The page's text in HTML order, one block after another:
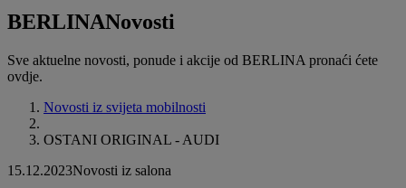
BERLINANovosti
Sve aktuelne novosti, ponude i akcije od BERLINA pronaći ćete
ovdje.
Novosti iz svijeta mobilnosti
OSTANI ORIGINAL - AUDI
15.12.2023Novosti iz salona